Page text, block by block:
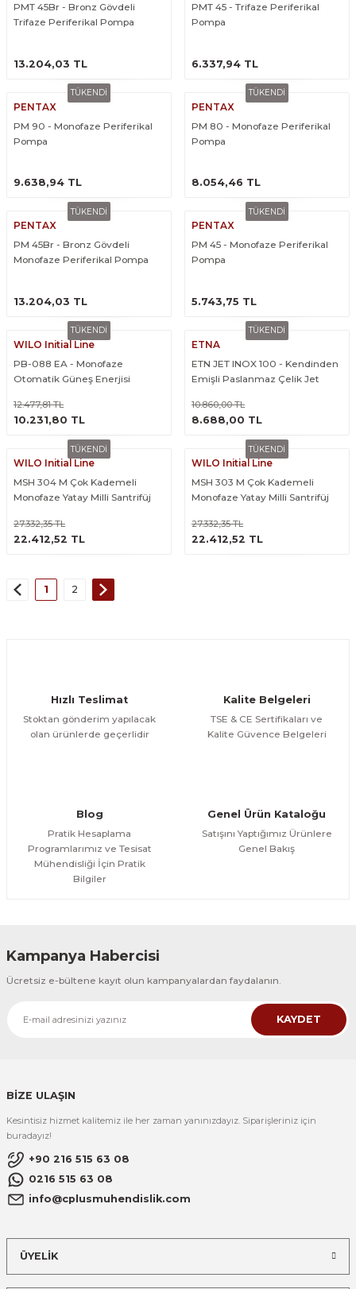
PMT 45Br - Bronz Gövdeli
Trifaze Periferikal Pompa
13.204,03 TL
PMT 45 - Trifaze Periferikal
Pompa
6.337,94 TL
TÜKENDİ
PENTAX
PM 90 - Monofaze Periferikal
Pompa
9.638,94 TL
TÜKENDİ
PENTAX
PM 80 - Monofaze Periferikal
Pompa
8.054,46 TL
TÜKENDİ
PENTAX
PM 45Br - Bronz Gövdeli
Monofaze Periferikal Pompa
13.204,03 TL
TÜKENDİ
PENTAX
PM 45 - Monofaze Periferikal
Pompa
5.743,75 TL
TÜKENDİ
WILO Initial Line
PB-088 EA - Monofaze
Otomatik Güneş Enerjisi
12.477,81 TL
10.231,80 TL
ÜRÜNÜ İNCELE
TÜKENDİ
ETNA
ETN JET INOX 100 - Kendinden
Emişli Paslanmaz Çelik Jet
10.860,00 TL
8.688,00 TL
ÜRÜNÜ İNCELE
TÜKENDİ
WILO Initial Line
MSH 304 M Çok Kademeli
Monofaze Yatay Milli Santrifüj
27.332,35 TL
22.412,52 TL
ÜRÜNÜ İNCELE
TÜKENDİ
WILO Initial Line
MSH 303 M Çok Kademeli
Monofaze Yatay Milli Santrifüj
27.332,35 TL
22.412,52 TL
ÜRÜNÜ İNCELE
1 2
Hızlı Teslimat
Stoktan gönderim yapılacak
olan ürünlerde geçerlidir
Kalite Belgeleri
TSE & CE Sertifikaları ve
Kalite Güvence Belgeleri
Blog
Pratik Hesaplama
Programlarımız ve Tesisat
Mühendisliği İçin Pratik
Bilgiler
Genel Ürün Kataloğu
Satışını Yaptığımız Ürünlere
Genel Bakış
Kampanya Habercisi
Ücretsiz e-bültene kayıt olun kampanyalardan faydalanın.
KAYDET
BİZE ULAŞIN
Kesintisiz hizmet kalitemiz ile her zaman yanınızdayız. Siparişleriniz için
buradayız!
+90 216 515 63 08
0216 515 63 08
info@cplusmuhendislik.com
ÜYELİK